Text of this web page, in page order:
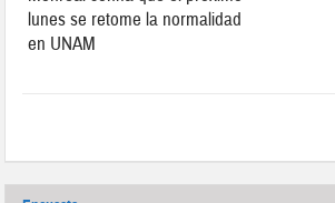
lunes se retome la normalidad
en UNAM